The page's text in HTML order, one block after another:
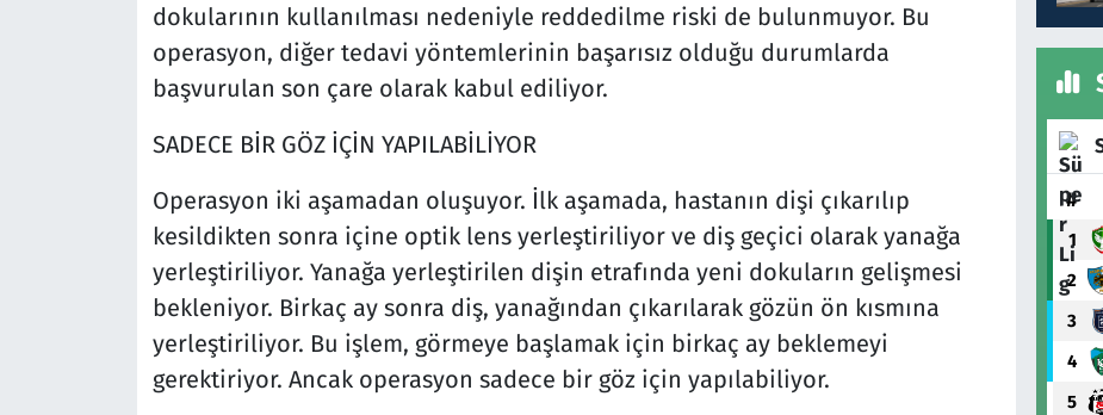
dokularının kullanılması nedeniyle reddedilme riski de bulunmuyor. Bu
operasyon, diğer tedavi yöntemlerinin başarısız olduğu durumlarda
başvurulan son çare olarak kabul ediliyor.
SADECE BİR GÖZ İÇİN YAPILABİLİYOR
Operasyon iki aşamadan oluşuyor. İlk aşamada, hastanın dişi çıkarılıp
kesildikten sonra içine optik lens yerleştiriliyor ve diş geçici olarak yanağa
yerleştiriliyor. Yanağa yerleştirilen dişin etrafında yeni dokuların gelişmesi
bekleniyor. Birkaç ay sonra diş, yanağından çıkarılarak gözün ön kısmına
yerleştiriliyor. Bu işlem, görmeye başlamak için birkaç ay beklemeyi
gerektiriyor. Ancak operasyon sadece bir göz için yapılabiliyor.
#
1
2
3
4
5